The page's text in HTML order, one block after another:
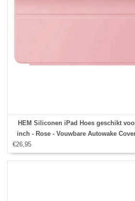
HEM Siliconen iPad Hoes geschikt
inch - Rose - Vouwbare Autowake
€26,95